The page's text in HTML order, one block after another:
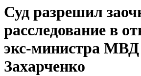
Суд разрешил
расследование в
экс-министра МВД
Захарченко